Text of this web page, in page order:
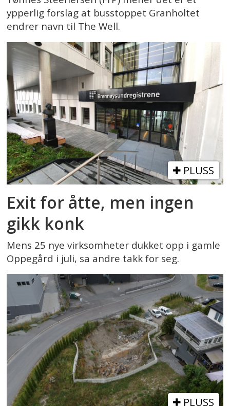
ypperlig forslag at busstoppet Granholtet
endrer navn til The Well.
PLUSS
Exit for åtte, men ingen
gikk konk
Mens 25 nye virksomheter dukket opp i gamle
Oppegård i juli, sa andre takk for seg.
PLUSS